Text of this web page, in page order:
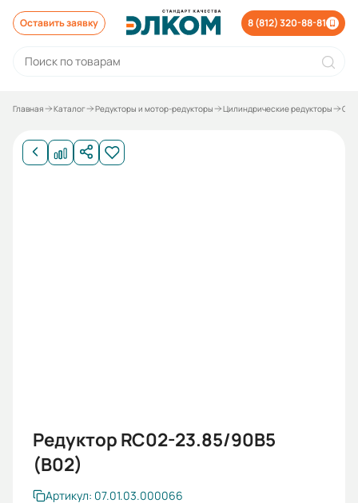
Оставить заявку 8 (812) 320-88-81
Главная Каталог Редукторы и мотор-редукторы Цилиндрические редукторы
Редуктор RC02-23.85/90B5
(B02)
Артикул: 07.01.03.000066